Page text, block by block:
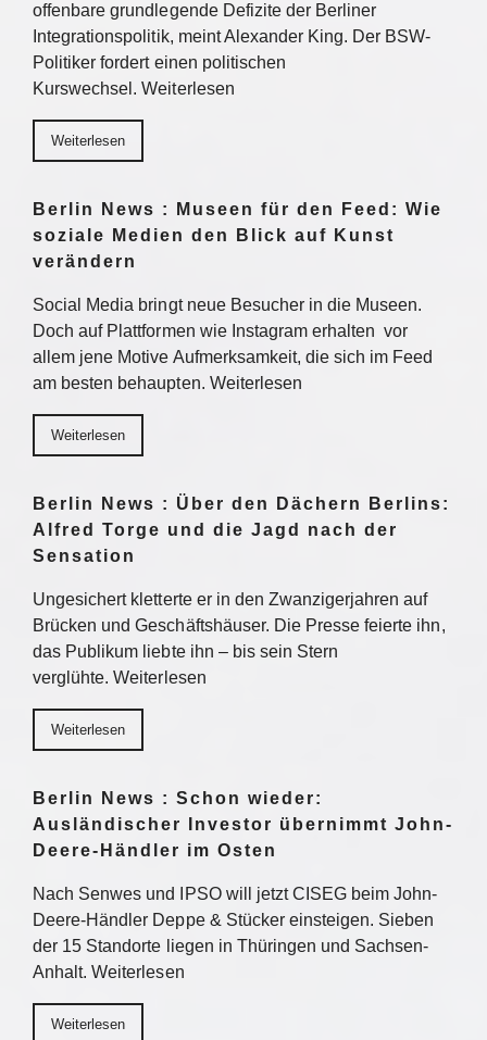
offenbare grundlegende Defizite der Berliner
Integrationspolitik, meint Alexander King. Der BSW-
Politiker fordert einen politischen
Kurswechsel. Weiterlesen
Weiterlesen
Berlin News : Museen für den Feed: Wie
soziale Medien den Blick auf Kunst
verändern
Social Media bringt neue Besucher in die Museen.
Doch auf Plattformen wie Instagram erhalten vor
allem jene Motive Aufmerksamkeit, die sich im Feed
am besten behaupten. Weiterlesen
Weiterlesen
Berlin News : Über den Dächern Berlins:
Alfred Torge und die Jagd nach der
Sensation
Ungesichert kletterte er in den Zwanzigerjahren auf
Brücken und Geschäftshäuser. Die Presse feierte ihn,
das Publikum liebte ihn – bis sein Stern
verglühte. Weiterlesen
Weiterlesen
Berlin News : Schon wieder:
Ausländischer Investor übernimmt John-
Deere-Händler im Osten
Nach Senwes und IPSO will jetzt CISEG beim John-
Deere-Händler Deppe & Stücker einsteigen. Sieben
der 15 Standorte liegen in Thüringen und Sachsen-
Anhalt. Weiterlesen
Weiterlesen